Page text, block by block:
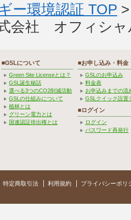
ー環境認証 TOP
会社 オフィシャ
■GSLについて
Green Site Licenseとは？
GSL誕生秘話
選べる3つのCO2削減活動
GSLの仕組みについて
植林とは
グリーン電力とは
国連認証排出権とは
■お申し込み・料金
GSLのお申込み
料金表
お申込みまでの流
GSLクイック設置
■ログイン
ログイン
パスワード再発行
特定商取引法 利用規約 プライバシーポリ